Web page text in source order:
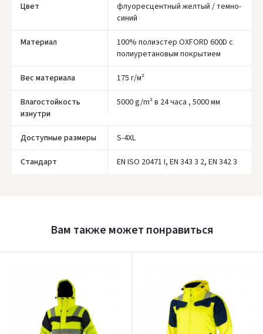
Цвет
флуоресцентный желтый / темно-
синий
Материал
100% полиэстер OXFORD 600D с
полиуретановым покрытием
Вес материала 175 г/м²
Влагостойкость
изнутри
5000 g/m² в 24 часа , 5000 мм
Доступные размеры S-4XL
Стандарт EN ISO 20471 I, EN 343 3 2, EN 342 3
Вам также может понравиться
Įvertinimas:
Написать отзыв
Pamiršote slaptažodį?
ARBA
Google